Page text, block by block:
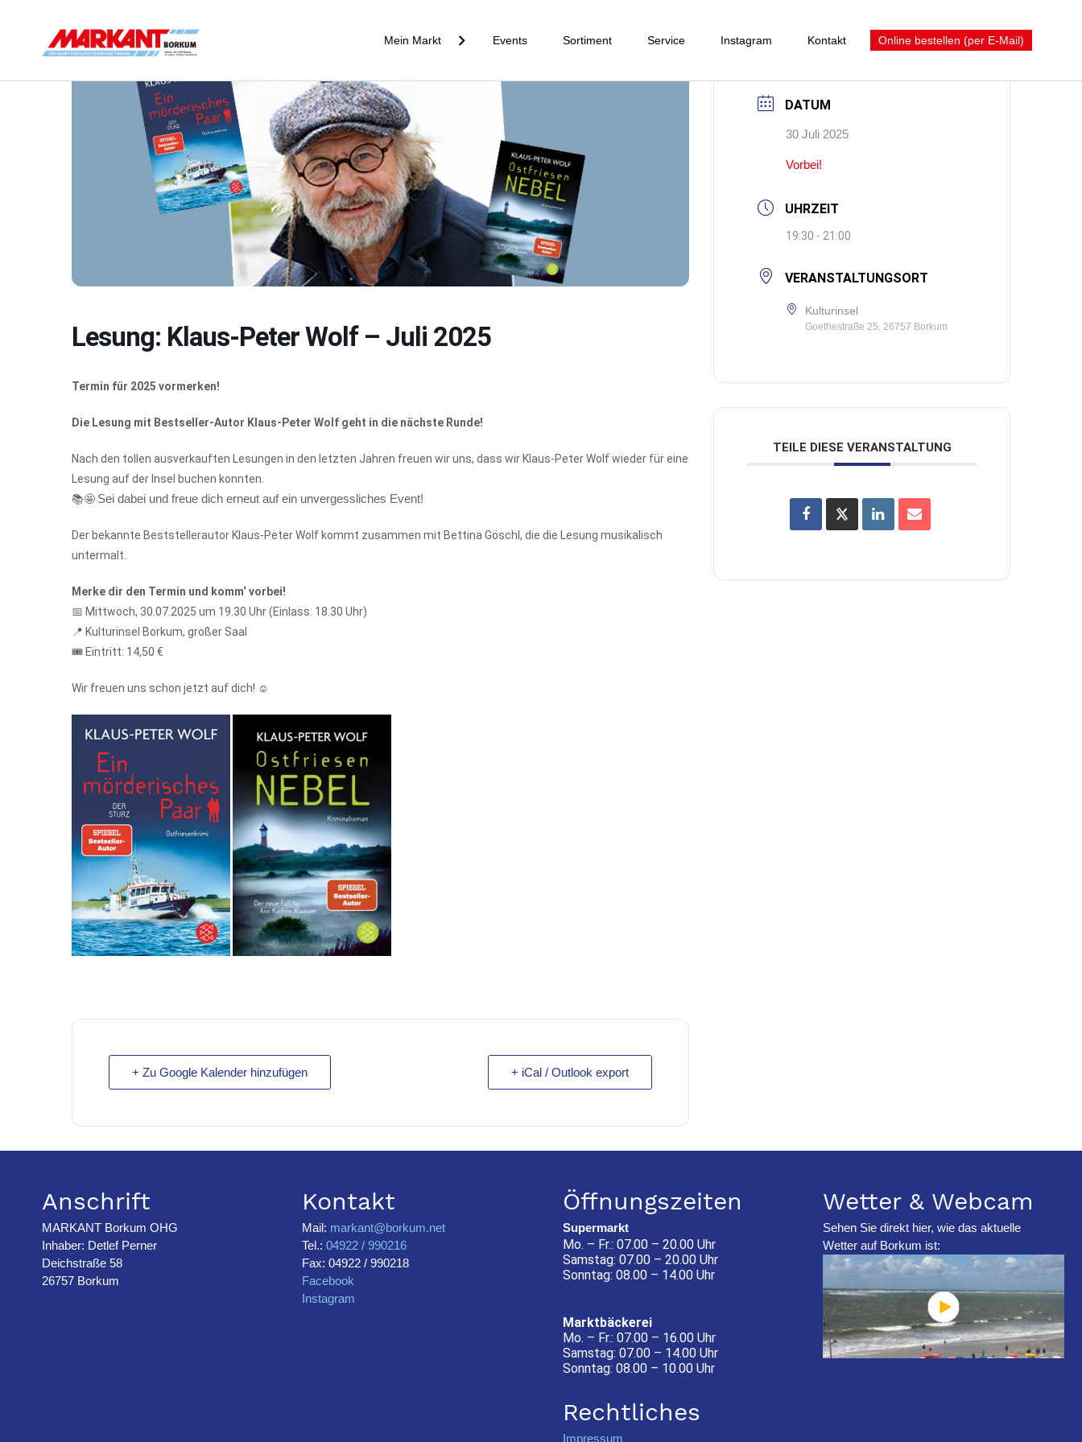
Mein Markt Events Sortiment Service Instagram Kontakt Online bestellen (per E-Mail)
Lesung: Klaus-Peter Wolf – Juli 2025
Termin für 2025 vormerken!
Die Lesung mit Bestseller-Autor Klaus-Peter Wolf geht in die nächste Runde!
Nach den tollen ausverkauften Lesungen in den letzten Jahren freuen wir uns, dass wir Klaus-Peter Wolf wieder für eine
Lesung auf der Insel buchen konnten.
📚🤩 Sei dabei und freue dich erneut auf ein unvergessliches Event!
Der bekannte Beststellerautor Klaus-Peter Wolf kommt zusammen mit Bettina Göschl, die die Lesung musikalisch
untermalt.
Merke dir den Termin und komm‘ vorbei!
📅 Mittwoch, 30.07.2025 um 19.30 Uhr (Einlass: 18.30 Uhr)
📍 Kulturinsel Borkum, großer Saal
🎟 Eintritt: 14,50 €
Wir freuen uns schon jetzt auf dich! ☺️
+ Zu Google Kalender hinzufügen + iCal / Outlook export
DATUM
30 Juli 2025
Vorbei!
UHRZEIT
19:30 - 21:00
VERANSTALTUNGSORT
Kulturinsel
Goethestraße 25, 26757 Borkum
TEILE DIESE VERANSTALTUNG
Anschrift
MARKANT Borkum OHG
Inhaber: Detlef Perner
Deichstraße 58
26757 Borkum
Kontakt
Mail: markant@borkum.net
Tel.: 04922 / 990216
Fax: 04922 / 990218
Facebook
Instagram
Öffnungszeiten
Supermarkt
Mo. – Fr.: 07.00 – 20.00 Uhr
Samstag: 07.00 – 20.00 Uhr
Sonntag: 08.00 – 14.00 Uhr
Marktbäckerei
Mo. – Fr.: 07.00 – 16.00 Uhr
Samstag: 07.00 – 14.00 Uhr
Sonntag: 08.00 – 10.00 Uhr
Rechtliches
Impressum
Wetter & Webcam
Sehen Sie direkt hier, wie das aktuelle
Wetter auf Borkum ist: